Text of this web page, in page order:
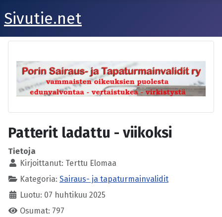
Sivutie.net
Patterit ladattu - viikoksi
Tietoja
Kirjoittanut: Terttu Elomaa
Kategoria: Sairaus- ja tapaturmainvalidit
Luotu: 07 huhtikuu 2025
Osumat: 797